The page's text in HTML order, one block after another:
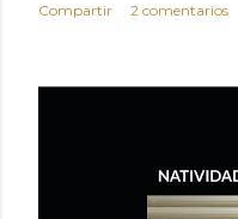
Compartir 2 comentarios